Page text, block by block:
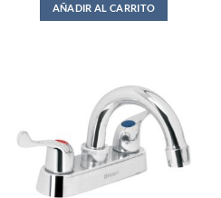
AÑADIR AL CARRITO